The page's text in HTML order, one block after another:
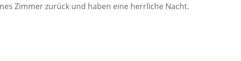
Zimmer zurück und haben eine herrliche Nacht.